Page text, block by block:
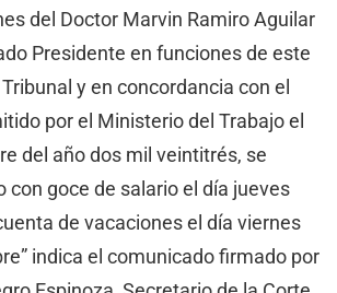
del Doctor Marvin Ramiro Aguilar
Presidente en funciones de este
y en concordancia con el
por el Ministerio del Trabajo el
del año dos mil veintitrés, se
con goce de salario el día jueves
de vacaciones el día viernes
indica el comunicado firmado por